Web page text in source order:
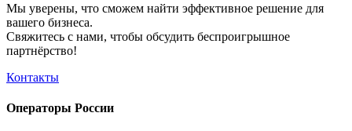
Мы уверены, что сможем найти эффективное решение для
вашего бизнеса.
Свяжитесь с нами, чтобы обсудить беспроигрышное
партнёрство!
Контакты
Операторы России